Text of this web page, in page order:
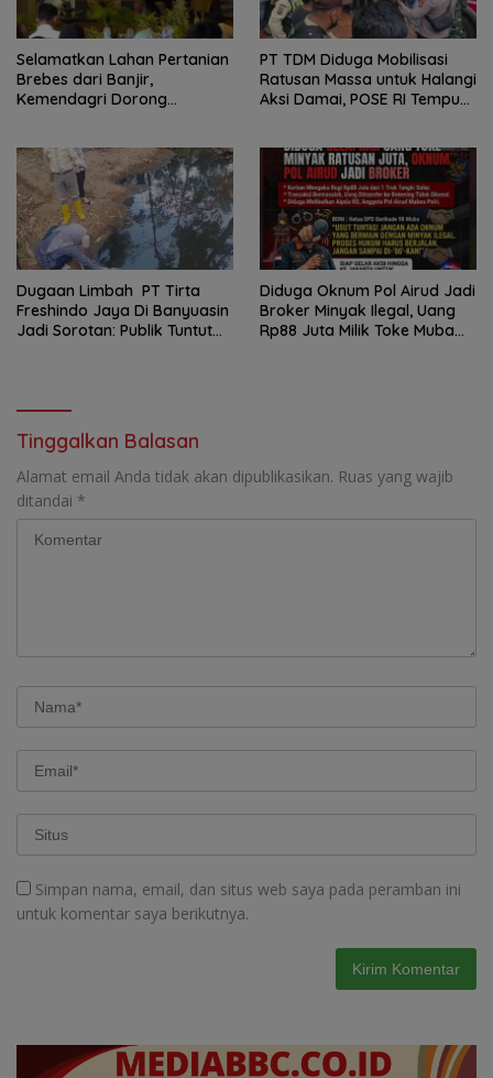
Selamatkan Lahan Pertanian
Brebes dari Banjir,
Kemendagri Dorong
PT TDM Diduga Mobilisasi
Ratusan Massa untuk Halangi
Aksi Damai, POSE RI Tempuh
Dugaan Limbah PT Tirta
Freshindo Jaya Di Banyuasin
Jadi Sorotan: Publik Tuntut
Diduga Oknum Pol Airud Jadi
Broker Minyak Ilegal, Uang
Rp88 Juta Milik Toke Muba
Tinggalkan Balasan
Alamat email Anda tidak akan dipublikasikan. Ruas yang wajib
ditandai *
Simpan nama, email, dan situs web saya pada peramban ini
untuk komentar saya berikutnya.